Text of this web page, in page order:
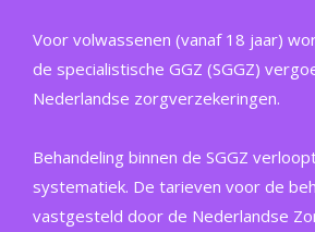
Voor volwassenen (vanaf 18 jaar)
de specialistische GGZ (SGGZ)
Nederlandse zorgverzekeringen.
Behandeling binnen de SGGZ
systematiek. De tarieven voor de
vastgesteld door de Nederlandse